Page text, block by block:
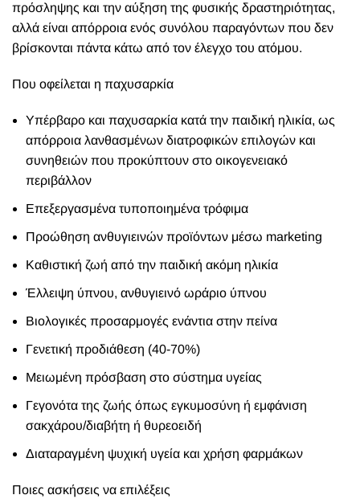
πρόσληψης και την αύξηση της φυσικής δραστηριότητας,
αλλά είναι απόρροια ενός συνόλου παραγόντων που δεν
βρίσκονται πάντα κάτω από τον έλεγχο του ατόμου.
Που οφείλεται η παχυσαρκία
Υπέρβαρο και παχυσαρκία κατά την παιδική ηλικία, ως
απόρροια λανθασμένων διατροφικών επιλογών και
συνηθειών που προκύπτουν στο οικογενειακό
περιβάλλον
Επεξεργασμένα τυποποιημένα τρόφιμα
Προώθηση ανθυγιεινών προϊόντων μέσω marketing
Καθιστική ζωή από την παιδική ακόμη ηλικία
Έλλειψη ύπνου, ανθυγιεινό ωράριο ύπνου
Βιολογικές προσαρμογές ενάντια στην πείνα
Γενετική προδιάθεση (40-70%)
Μειωμένη πρόσβαση στο σύστημα υγείας
Γεγονότα της ζωής όπως εγκυμοσύνη ή εμφάνιση
σακχάρου/διαβήτη ή θυρεοειδή
Διαταραγμένη ψυχική υγεία και χρήση φαρμάκων
Ποιες ασκήσεις να επιλέξεις